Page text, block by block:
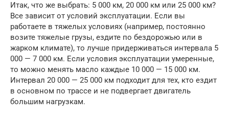
Итак, что же выбрать: 5 000 км, 20 000 км или 25 000 км?
Все зависит от условий эксплуатации. Если вы
работаете в тяжелых условиях (например, постоянно
возите тяжелые грузы, ездите по бездорожью или в
жарком климате), то лучше придерживаться интервала 5
000 — 7 000 км. Если условия эксплуатации умеренные,
то можно менять масло каждые 10 000 — 15 000 км.
Интервал 20 000 — 25 000 км подходит для тех, кто ездит
в основном по трассе и не подвергает двигатель
большим нагрузкам.